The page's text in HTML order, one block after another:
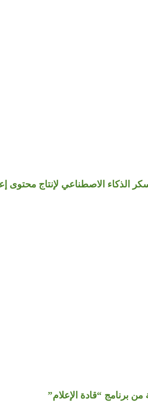
الذكاء الاصطناعي لإنتاج محتوى
من برنامج “قادة الإعلام”